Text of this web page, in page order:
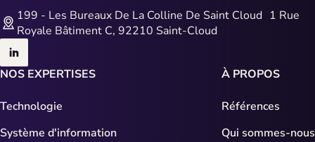
199 - Les Bureaux De La Colline De Saint Cloud 1 Rue
Royale Bâtiment C, 92210 Saint-Cloud
NOS EXPERTISES
Technologie
Système d'information
À PROPOS
Références
Qui sommes-nous